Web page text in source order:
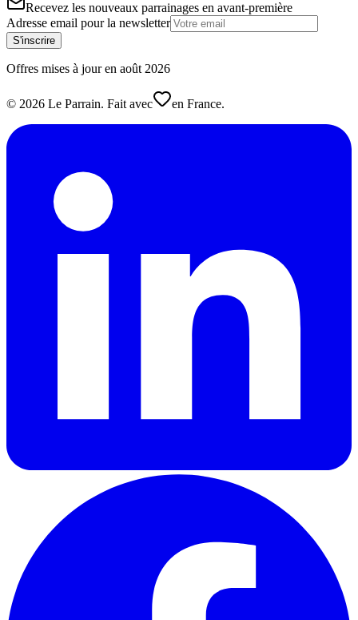
Recevez les nouveaux parrainages en avant-première
Adresse email pour la newsletter
S'inscrire
Offres mises à jour en août 2026
© 2026 Le Parrain. Fait avec en France.